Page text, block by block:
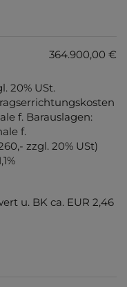
364.900,00 €
20% USt.
f. Barauslagen:
f.
zzgl. 20% USt)
u. BK ca. EUR 2,46